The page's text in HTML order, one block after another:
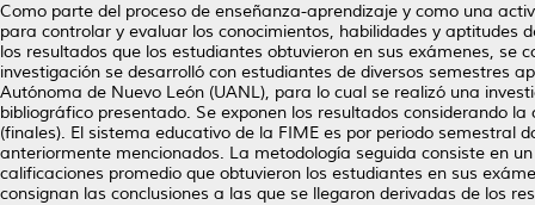
Como parte del proceso de enseñanza-aprendizaje y como una
para controlar y evaluar los conocimientos, habilidades y aptitudes
los resultados que los estudiantes obtuvieron en sus exámenes, se
investigación se desarrolló con estudiantes de diversos semestres
Autónoma de Nuevo León (UANL), para lo cual se realizó una
bibliográfico presentado. Se exponen los resultados considerando
(finales). El sistema educativo de la FIME es por periodo semestral
anteriormente mencionados. La metodología seguida consiste en
calificaciones promedio que obtuvieron los estudiantes en sus
consignan las conclusiones a las que se llegaron derivadas de los